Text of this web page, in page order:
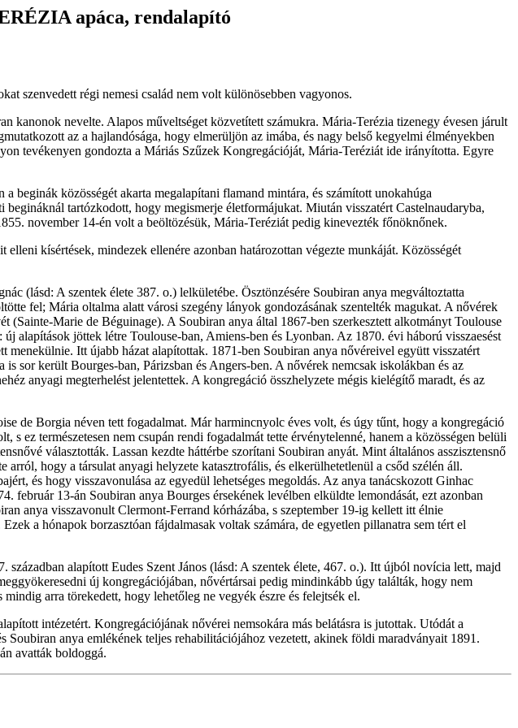
apáca, rendalapító
szenvedett régi nemesi család nem volt különösebben vagyonos.
kanonok nevelte. Alapos műveltséget közvetített számukra. Mária-Terézia tizenegy évesen járult
az a hajlandósága, hogy elmerüljön az imába, és nagy belső kegyelmi élményekben
tevékenyen gondozta a Máriás Szűzek Kongregációját, Mária-Teréziát ide irányította. Egyre
beginák közösségét akarta megalapítani flamand mintára, és számított unokahúga
begináknál tartózkodott, hogy megismerje életformájukat. Miután visszatért Castelnaudaryba,
november 14-én volt a beöltözésük, Mária-Teréziát pedig kinevezték főnöknőnek.
kísértések, mindezek ellenére azonban határozottan végezte munkáját. Közösségét
(lásd: A szentek élete 387. o.) lelkületébe. Ösztönzésére Soubiran anya megváltoztatta
fel; Mária oltalma alatt városi szegény lányok gondozásának szentelték magukat. A nővérek
(Sainte-Marie de Béguinage). A Soubiran anya által 1867-ben szerkesztett alkotmányt Toulouse
alapítások jöttek létre Toulouse-ban, Amiens-ben és Lyonban. Az 1870. évi háború visszaesést
Itt újabb házat alapítottak. 1871-ben Soubiran anya nővéreivel együtt visszatért
sor került Bourges-ban, Párizsban és Angers-ben. A nővérek nemcsak iskolákban és az
anyagi megterhelést jelentettek. A kongregáció összhelyzete mégis kielégítő maradt, és az
de Borgia néven tett fogadalmat. Már harmincnyolc éves volt, és úgy tűnt, hogy a kongregáció
ez természetesen nem csupán rendi fogadalmát tette érvénytelenné, hanem a közösségen belüli
választották. Lassan kezdte háttérbe szorítani Soubiran anyát. Mint általános asszisztensnő
hogy a társulat anyagi helyzete katasztrofális, és elkerülhetetlenül a csőd szélén áll.
és hogy visszavonulása az egyedül lehetséges megoldás. Az anya tanácskozott Ginhac
február 13-án Soubiran anya Bourges érsekének levélben elküldte lemondását, ezt azonban
anya visszavonult Clermont-Ferrand kórházába, s szeptember 19-ig kellett itt élnie
a hónapok borzasztóan fájdalmasak voltak számára, de egyetlen pillanatra sem tért el
alapított Eudes Szent János (lásd: A szentek élete, 467. o.). Itt újból novícia lett, majd
új kongregációjában, nővértársai pedig mindinkább úgy találták, hogy nem
arra törekedett, hogy lehetőleg ne vegyék észre és felejtsék el.
intézetért. Kongregációjának nővérei nemsokára más belátásra is jutottak. Utódát a
Soubiran anya emlékének teljes rehabilitációjához vezetett, akinek földi maradványait 1891.
avatták boldoggá.